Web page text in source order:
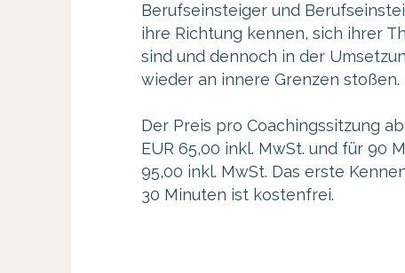
Berufseinsteiger und
ihre Richtung kennen, sich ihrer
sind und dennoch in der
wieder an innere Grenzen stoßen.
Der Preis pro Coachingssitzung
EUR 65,00 inkl. MwSt. und für 90
95,00 inkl. MwSt. Das erste
30 Minuten ist kostenfrei.